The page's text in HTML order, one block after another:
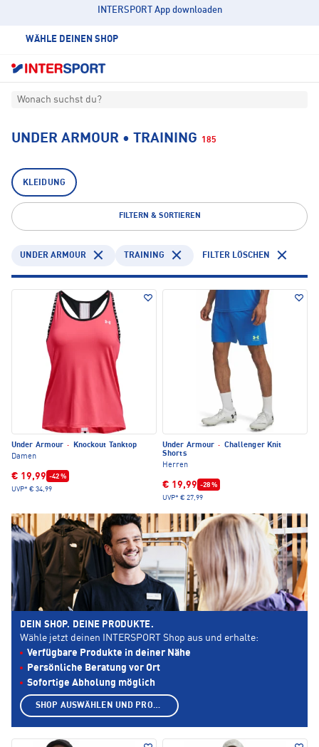
INTERSPORT App downloaden
WÄHLE DEINEN SHOP
Wonach suchst du?
UNDER ARMOUR • TRAINING 185
KLEIDUNG
FILTERN & SORTIEREN
UNDER ARMOUR TRAINING FILTER LÖSCHEN
Under Armour ·
Knockout Tanktop
Damen
€ 19,99 -42 %
UVP* € 34,99
Under Armour · Challenger Knit
Shorts
Herren
€ 19,99 -28 %
UVP* € 27,99
DEIN SHOP. DEINE PRODUKTE.
Wähle jetzt deinen INTERSPORT Shop aus und erhalte:
Verfügbare Produkte in deiner Nähe
Persönliche Beratung vor Ort
Sofortige Abholung möglich
SHOP AUSWÄHLEN UND PRODUKTE ANZEIGEN